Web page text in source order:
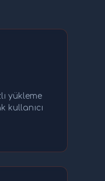
yükleme
kullanıcı